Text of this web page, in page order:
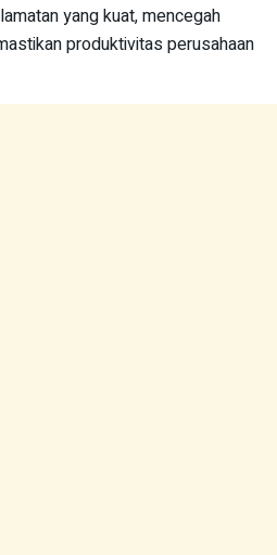
yang kuat, mencegah
produktivitas perusahaan